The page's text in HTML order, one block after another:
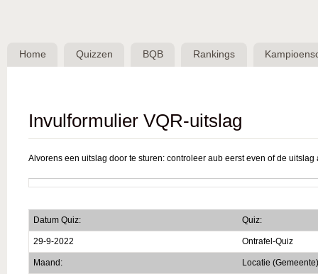
Belgische
QuizBond
Home Quizzen BQB Rankings
Invulformulier VQR-uitslag
Alvorens een uitslag door te sturen: controleer aub eerst even of de
Datum Quiz: Quiz:
29-9-2022 Ontrafel-Quiz
Maand: Locatie